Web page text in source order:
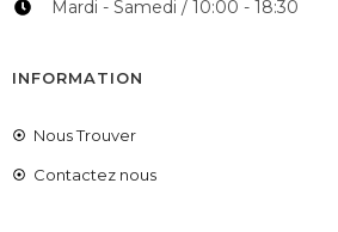
Mardi - Samedi / 10:00 - 18:30
INFORMATION
Nous Trouver
Contactez nous